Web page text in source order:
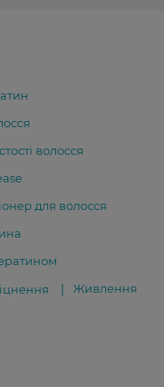
волосся
для волосся
Живлення